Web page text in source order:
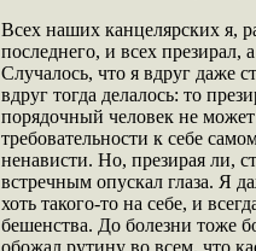
Всех наших канцелярских я,
последнего, и всех презирал,
Случалось, что я вдруг даже
вдруг тогда делалось: то
порядочный человек не
требовательности к себе
ненависти. Но, презирая ли,
встречным опускал глаза. Я
хоть такого-то на себе, и
бешенства. До болезни тоже
обожал рутину во всем, что